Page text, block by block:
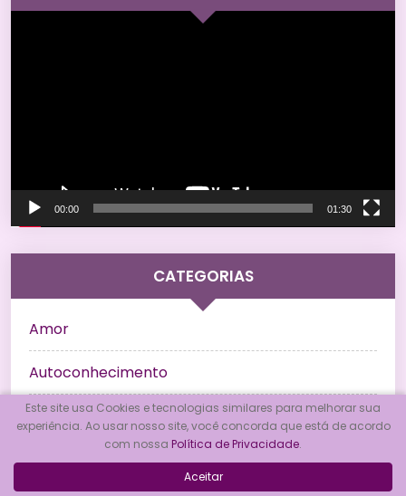
00:00 01:30
CATEGORIAS
Amor
Autoconhecimento
Baralhos
Bem Estar
Este site usa Cookies e tecnologias similares para melhorar sua
experiência. Ao usar nosso site, você concorda que está de acordo
com nossa Política de Privacidade.
Aceitar